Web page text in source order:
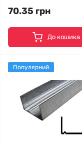
70.35 грн
До кошика
Популярний